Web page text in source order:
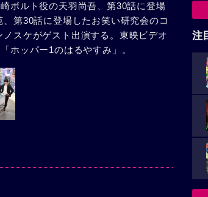
ボルト役の天羽尚吾、第30話に登場
第30話に登場したお笑い研究会のコ
スケがゲスト出演する。東映ビデオ
ホッパー1のはるやすみ」。
注